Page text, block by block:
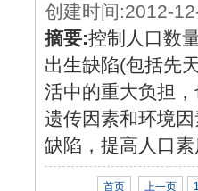
创建时间:2012-
摘要:控制人口数
出生缺陷(包括先
活中的重大负担
遗传因素和环境
缺陷，提高人口
首页 上一页